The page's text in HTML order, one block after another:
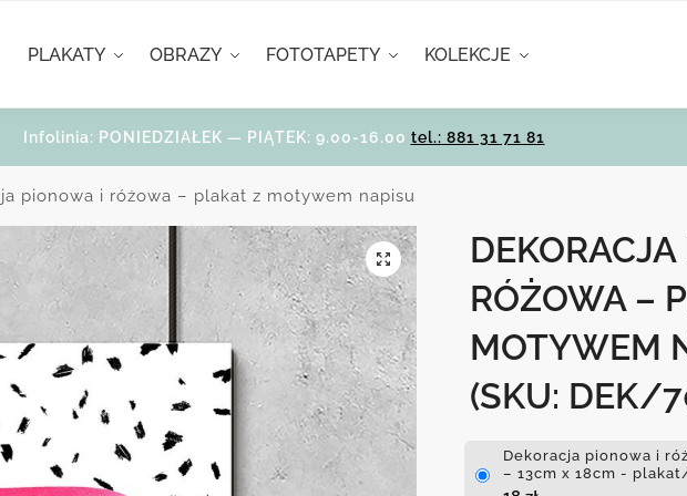
PLAKATY OBRAZY FOTOTAPETY KOLEKCJE
Infolinia: PONIEDZIAŁEK — PIĄTEK: 9.00-16.00 tel.: 881 31 71 81
pionowa i różowa – plakat z motywem napisu
RÓŻOWA –
MOTYWEM
(SKU: DEK/
Dekoracja pionowa i
– 13cm x 18cm -